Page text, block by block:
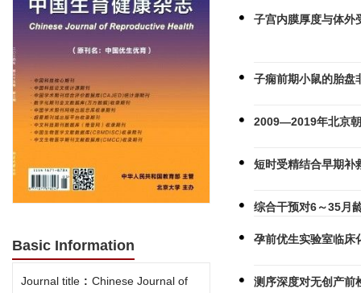
Basic Information
Journal title : Chinese Journal of
子宫内膜厚度与体外
子痫前期小鼠的胎盘
2009—2019年北京
短时受精结合早期补
综合干预对6～35月
孕前优生实验室临床
测序深度对无创产前